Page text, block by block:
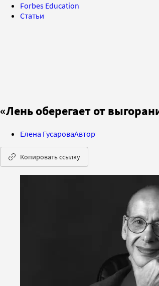
Forbes Education
Статьи
«Лень оберегает от
Елена ГусароваАвтор
Копировать ссылку